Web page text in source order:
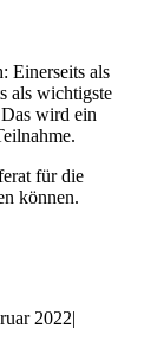
Einerseits als
als wichtigste
wird ein
für die
können.
2022|